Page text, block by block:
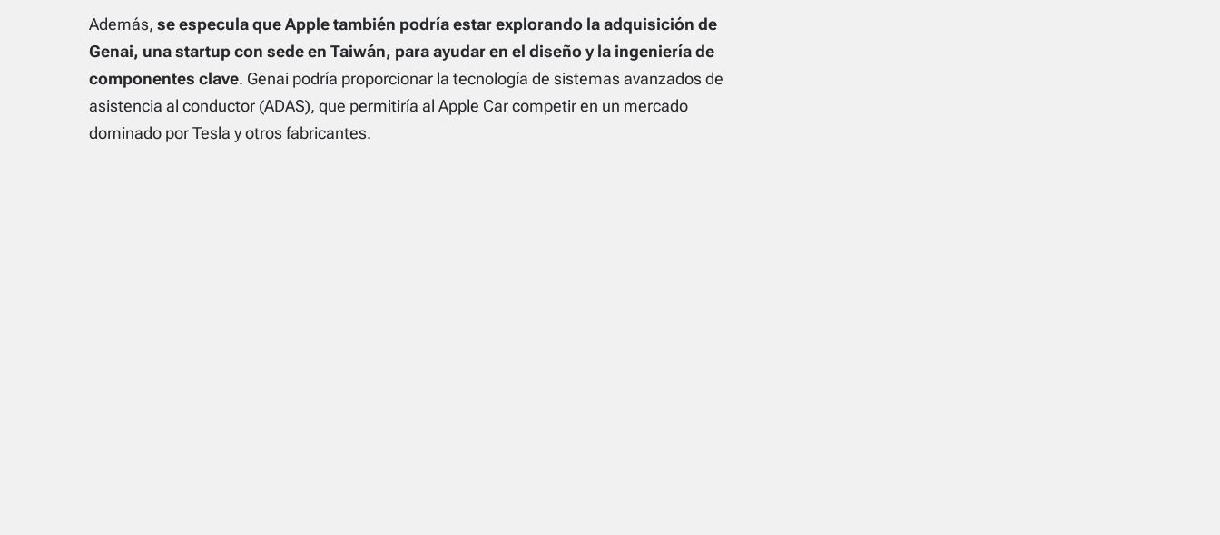
Además, se especula que Apple también podría estar explorando la adquisición de
Genai, una startup con sede en Taiwán, para ayudar en el diseño y la ingeniería de
componentes clave. Genai podría proporcionar la tecnología de sistemas avanzados de
asistencia al conductor (ADAS), que permitiría al Apple Car competir en un mercado
dominado por Tesla y otros fabricantes.